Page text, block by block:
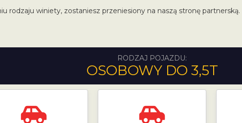
rodzaju winiety, zostaniesz przeniesiony na naszą stronę partnerską.
RODZAJ POJAZDU:
OSOBOWY DO 3,5T